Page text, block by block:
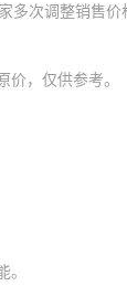
次调整销售价
，仅供参考。